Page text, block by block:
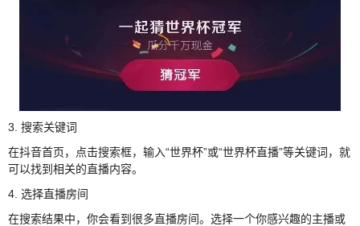
3. 搜索关键词
在抖音首页，点击搜索框，输入“世界杯”或“世界杯直播”等关键词，就
可以找到相关的直播内容。
4. 选择直播房间
在搜索结果中，你会看到很多直播房间。选择一个你感兴趣的主播或